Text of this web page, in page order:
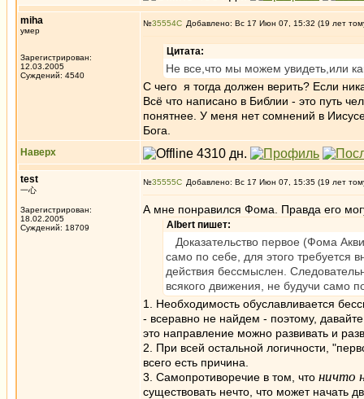
miha
умер
Зарегистрирован:
12.03.2005
Суждений: 4540
№35554 Добавлено: Вс 17 Июн 07, 15:32 (19 лет
Цитата:
Не все,что мы можем увидеть,или
С чего я тогда должен верить? Если
Всё что написано в Библии - это путь
понятнее. У меня нет сомнений в
Бога.
Наверх
test
一心
Зарегистрирован:
18.02.2005
Суждений: 18709
№35555 Добавлено: Вс 17 Июн 07, 15:35 (19 лет
А мне понравился Фома. Правда его
Albert пишет:
Доказательство первое (Фома
само по себе, для этого требуется
действия бессмыслен.
всякого движения, не будучи
1. Необходимость обуславливается
- всеравно не найдем - поэтому,
это направление можно развивать и
2. При всей остальной логичности,
всего есть причина.
3. Самопротиворечие в том, что ничто
существовать нечто, что может начать